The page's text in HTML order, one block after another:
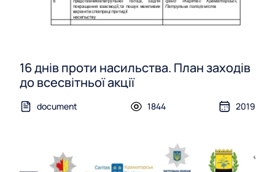
16 днів проти насильства. План заходів
до всесвітньої акції
document 1844 2019